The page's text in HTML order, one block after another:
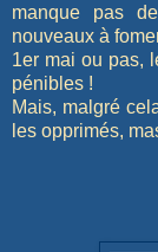
manque pas
nouveaux à
1er mai ou pas,
pénibles !
Mais, malgré
les opprimés,